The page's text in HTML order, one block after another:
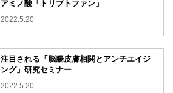
アミノ酸「トリプトファン」
2022.5.20
注目される「脳腸皮膚相関とアンチエイジ
ング」研究セミナー
2022.5.20